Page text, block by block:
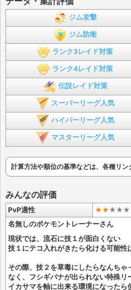
ジム攻撃
ジム防衛
ランク3レイド対策
ランク4レイド対策
伝説レイド対策
スーパーリーグ人気
ハイパーリーグ人気
マスターリーグ人気
計算方法や順位の基準などは、各種リン
みんなの評価
PvP適性 ★★★★★
名無しのポケモントレーナーさん
現状では、流石に技１が面白くない
技１にテコ入れがきたら化ける可能性
その際、技２を草毒にしたらなんちゃ
なく、フシギバナが出られない特殊リ
イカサマを軸に出来る環境になったら